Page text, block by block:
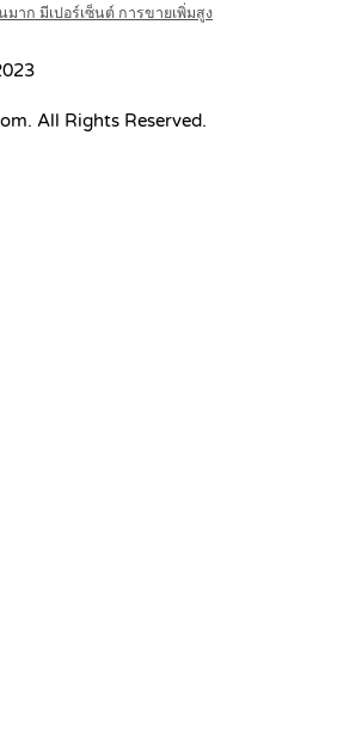
นมาก มีเปอร์เซ็นต์ การขายเพิ่มสูง
All Rights Reserved.